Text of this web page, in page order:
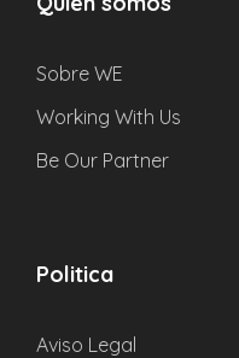
Fotos
Sobre WE
Working With Us
Be Our Partner
Politica
Aviso Legal